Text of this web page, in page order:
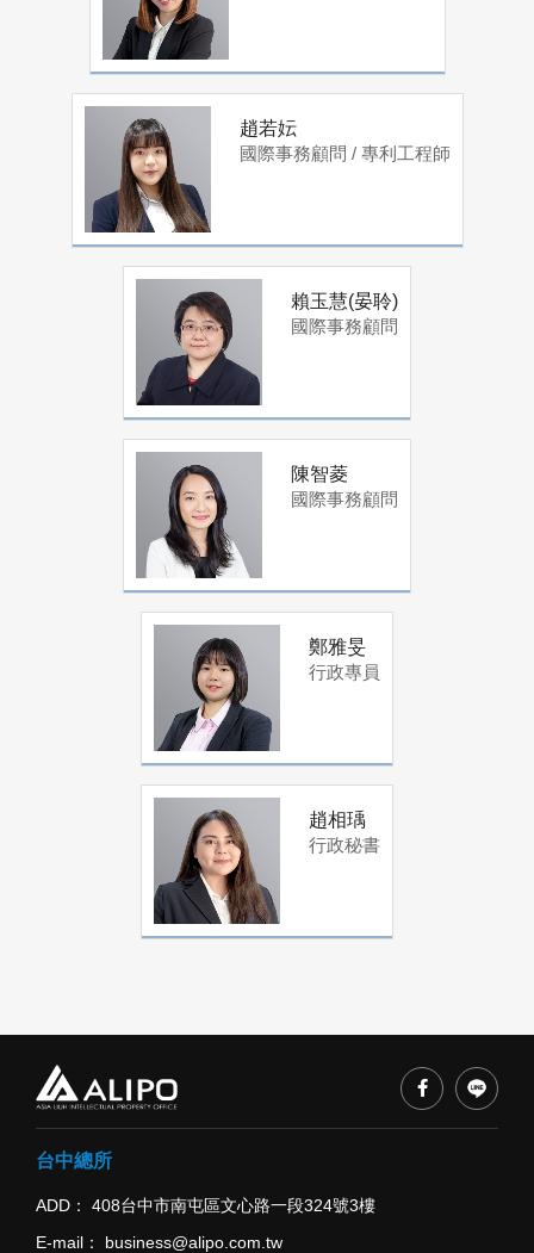
趙若妘
國際事務顧問 / 專利工程師
賴玉慧(晏聆)
國際事務顧問
陳智菱
國際事務顧問
鄭雅旻
行政專員
趙相瑀
行政秘書
台中總所
ADD
408台中市南屯區文心路一段324號3樓
E-mail
business@alipo.com.tw